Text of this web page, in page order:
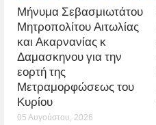
Μήνυμα Σεβασμιωτάτου
Μητροπολίτου Αιτωλίας
και Ακαρνανίας κ
Δαμασκηνου για την
εορτή της
Μετραμορφώσεως του
Κυρίου
05 Αυγούστου, 2026